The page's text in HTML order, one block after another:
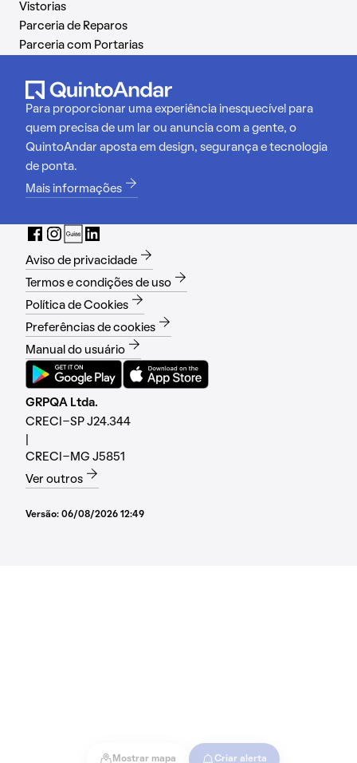
Mostrar mapa Criar alerta
Vistorias
Parceria de Reparos
Parceria com Portarias
Para proporcionar uma experiência inesquecível para
quem precisa de um lar ou anuncia com a gente, o
QuintoAndar aposta em design, segurança e tecnologia
de ponta.
Mais informações
Aviso de privacidade
Termos e condições de uso
Política de Cookies
Preferências de cookies
Manual do usuário
GRPQA Ltda.
CRECI-SP J24.344
CRECI-MG J5851
Ver outros
Versão: 06/08/2026 12:49